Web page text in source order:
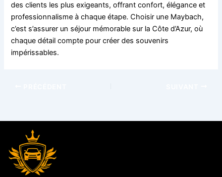
des clients les plus exigeants, offrant confort, élégance et
professionnalisme à chaque étape. Choisir une Maybach,
c’est s’assurer un séjour mémorable sur la Côte d’Azur, où
chaque détail compte pour créer des souvenirs
impérissables.